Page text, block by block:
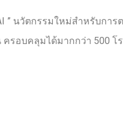
” นวัตกรรมใหม่สำหรับก
ครอบคลุมได้มากกว่า 500